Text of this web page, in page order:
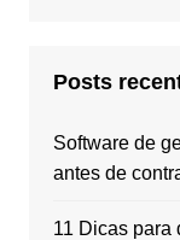
Posts
Software de
antes de
11 Dicas para